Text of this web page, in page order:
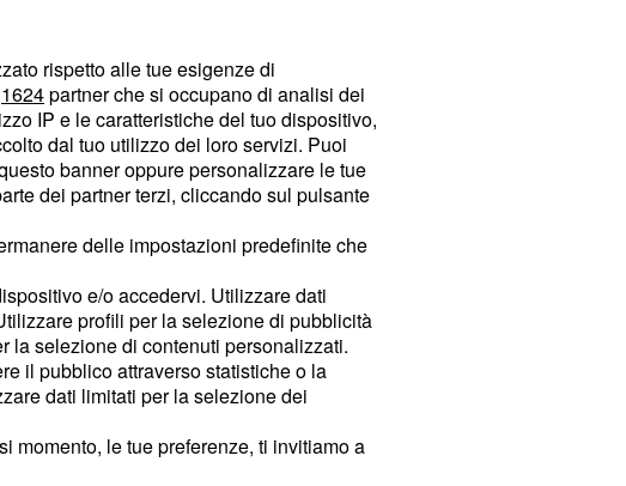
rispetto alle tue esigenze di
1624partner che si occupano di analisi dei
IP e le caratteristiche del tuo dispositivo,
dal tuo utilizzo dei loro servizi. Puoi
banner oppure personalizzare le tue
dei partner terzi, cliccando sul pulsante
delle impostazioni predefinite che
e/o accedervi. Utilizzare dati
profili per la selezione di pubblicità
la selezione di contenuti personalizzati.
il pubblico attraverso statistiche o la
dati limitati per la selezione dei
momento, le tue preferenze, ti invitiamo a